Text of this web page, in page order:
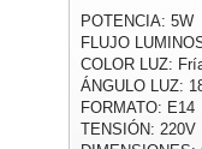
POTENCIA: 5W
FLUJO
COLOR LUZ:
ÁNGULO LUZ:
FORMATO: E14
TENSIÓN: 220V